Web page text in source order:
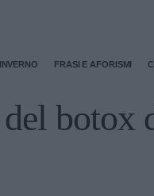
FRASI E AFORISMI
botox